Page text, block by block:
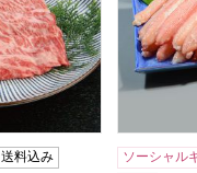
送料込み
ソーシャル